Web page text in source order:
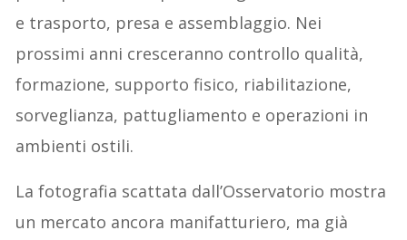
e trasporto, presa e assemblaggio. Nei
prossimi anni cresceranno controllo qualità,
formazione, supporto fisico, riabilitazione,
sorveglianza, pattugliamento e operazioni in
ambienti ostili.
La fotografia scattata dall’Osservatorio mostra
un mercato ancora manifatturiero, ma già